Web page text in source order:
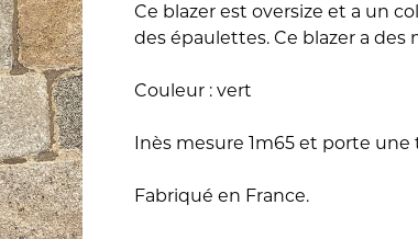
initial
était :
63,00€.
actuel
44,10€.
Ce blazer est oversize et a un
des épaulettes. Ce blazer a des
Couleur : vert
Inès mesure 1m65 et porte
Fabriqué en France.